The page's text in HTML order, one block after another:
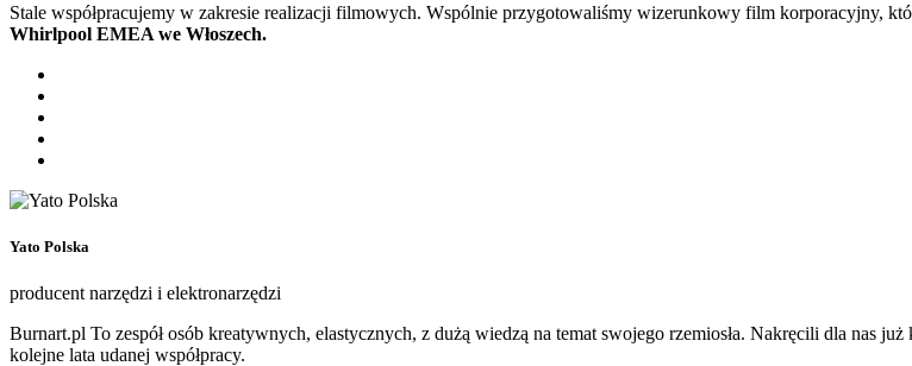
Stale współpracujemy w zakresie realizacji filmowych. Wspólnie przygotowaliśmy wizerunkowy film korporacyjny,
Whirlpool EMEA we Włoszech.
Yato Polska
producent narzędzi i elektronarzędzi
Burnart.pl To zespół osób kreatywnych, elastycznych, z dużą wiedzą na temat swojego rzemiosła. Nakręcili dla nas
kolejne lata udanej współpracy.